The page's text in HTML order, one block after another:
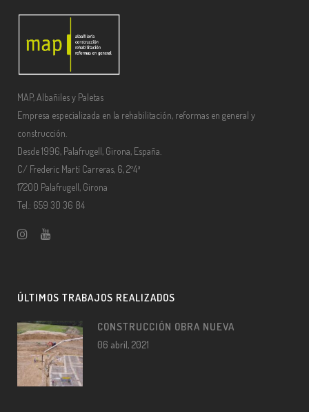
MAP, Albañiles y Paletas
Empresa especializada en la rehabilitación, reformas en general y
construcción.
Desde 1996, Palafrugell, Girona, España.
C/ Frederic Martí Carreras, 6, 2º4ª
17200 Palafrugell, Girona
Tel.: 659 30 36 84
ÚLTIMOS TRABAJOS REALIZADOS
CONSTRUCCIÓN OBRA NUEVA
06 abril, 2021